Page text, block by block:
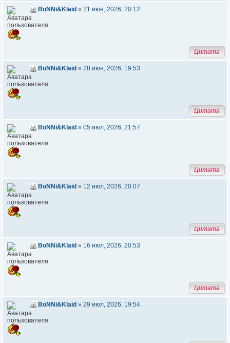
BoNNi&Klaid » 21 июн, 2026, 20:12
Цитата
BoNNi&Klaid » 28 июн, 2026, 19:53
Цитата
BoNNi&Klaid » 05 июл, 2026, 21:57
Цитата
BoNNi&Klaid » 12 июл, 2026, 20:07
Цитата
BoNNi&Klaid » 16 июл, 2026, 20:53
Цитата
BoNNi&Klaid » 29 июл, 2026, 19:54